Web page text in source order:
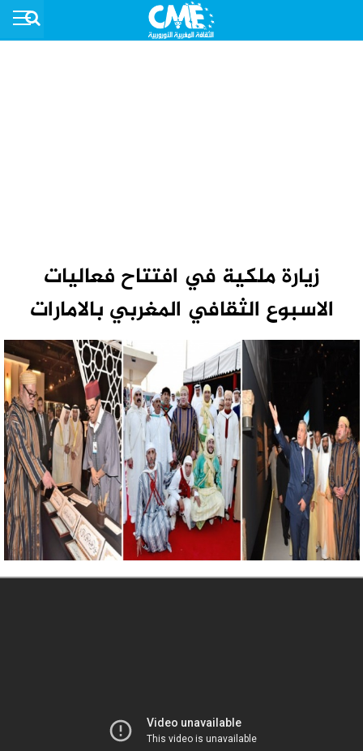
زيارة ملكية في افتتاح فعاليات
الاسبوع الثقافي المغربي بالامارات